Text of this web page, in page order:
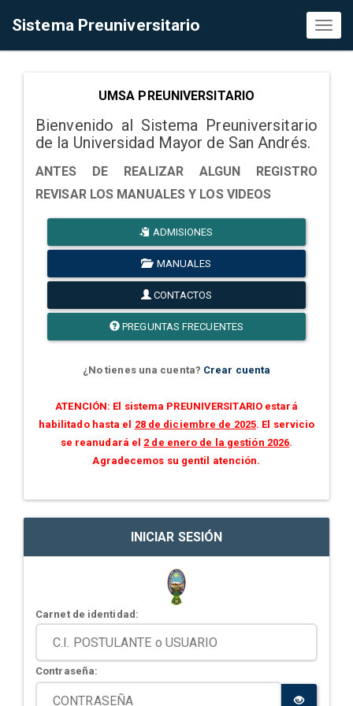
Sistema Preuniversitario
UMSA PREUNIVERSITARIO
Bienvenido al Sistema Preuniversitario
de la Universidad Mayor de San Andrés.
ANTES DE REALIZAR ALGUN REGISTRO
REVISAR LOS MANUALES Y LOS VIDEOS
ADMISIONES
MANUALES
CONTACTOS
PREGUNTAS FRECUENTES
¿No tienes una cuenta? Crear cuenta
ATENCIÓN: El sistema PREUNIVERSITARIO estará
habilitado hasta el 28 de diciembre de 2025. El servicio
se reanudará el 2 de enero de la gestión 2026.
Agradecemos su gentil atención.
INICIAR SESIÓN
Carnet de identidad:
Contraseña: